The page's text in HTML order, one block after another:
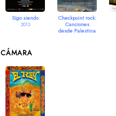
Sigo siendo
2013
Checkpoint rock:
Canciones
desde Palestina
CÁMARA